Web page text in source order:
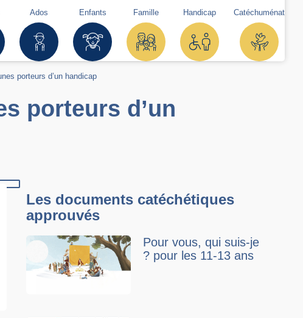
Ados Enfants Famille Handicap Catéchuménat
porteurs d’un handicap
porteurs d’un
Les documents catéchétiques
approuvés
Pour vous, qui suis-je
? pour les 11-13 ans